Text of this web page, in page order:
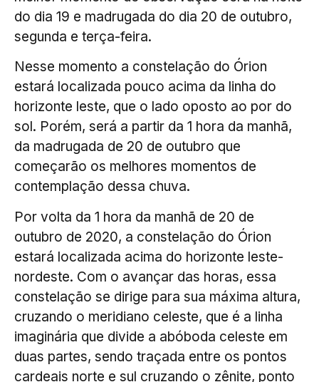
do dia 19 e madrugada do dia 20 de outubro,
segunda e terça-feira.
Nesse momento a constelação do Órion
estará localizada pouco acima da linha do
horizonte leste, que o lado oposto ao por do
sol. Porém, será a partir da 1 hora da manhã,
da madrugada de 20 de outubro que
começarão os melhores momentos de
contemplação dessa chuva.
Por volta da 1 hora da manhã de 20 de
outubro de 2020, a constelação do Órion
estará localizada acima do horizonte leste-
nordeste. Com o avançar das horas, essa
constelação se dirige para sua máxima altura,
cruzando o meridiano celeste, que é a linha
imaginária que divide a abóboda celeste em
duas partes, sendo traçada entre os pontos
cardeais norte e sul cruzando o zênite, ponto